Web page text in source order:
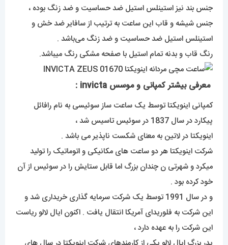
جنس بند نیز استینلس استیل ضد حساسیت و ضد زنگ بوده ،
جنس شیشه و قاب این ساعت به ترتیب از سافایر ضد خش و
استینلس استیل ضد حساسیت و ضد زنگ می‌باشد .
رنگ قاب و بدنه تمام استیل با صفحه مشکی رنگ میباشد.
معرفی بیشتر کمپانی و موسس invicta :
کمپانی اینویکتا توسط یک ساعت ساز سوئیسی به نام رافائل
پیکارد در سال 1837 در سوئیس تاسیس شد ،
اینویکتا در لاتین به معنای شکست ناپذیر می باشد .
شرکت اینویکتا هر دو ساعت های مکانیکی و اتوماتیک را تولید
میکرد و شهرتی ن چندان بزرگ اما قابل ستایش را در سوئیس از آن
خود کرده بود .
و در سال 1991 توسط یک شرکت سرمایه گذاری خریداری شد و
این شرکت به فلوریدای آمریکا انتقال یافت . اکنون ایال لالو ریاست
این شرکت را به عهده دارد ،